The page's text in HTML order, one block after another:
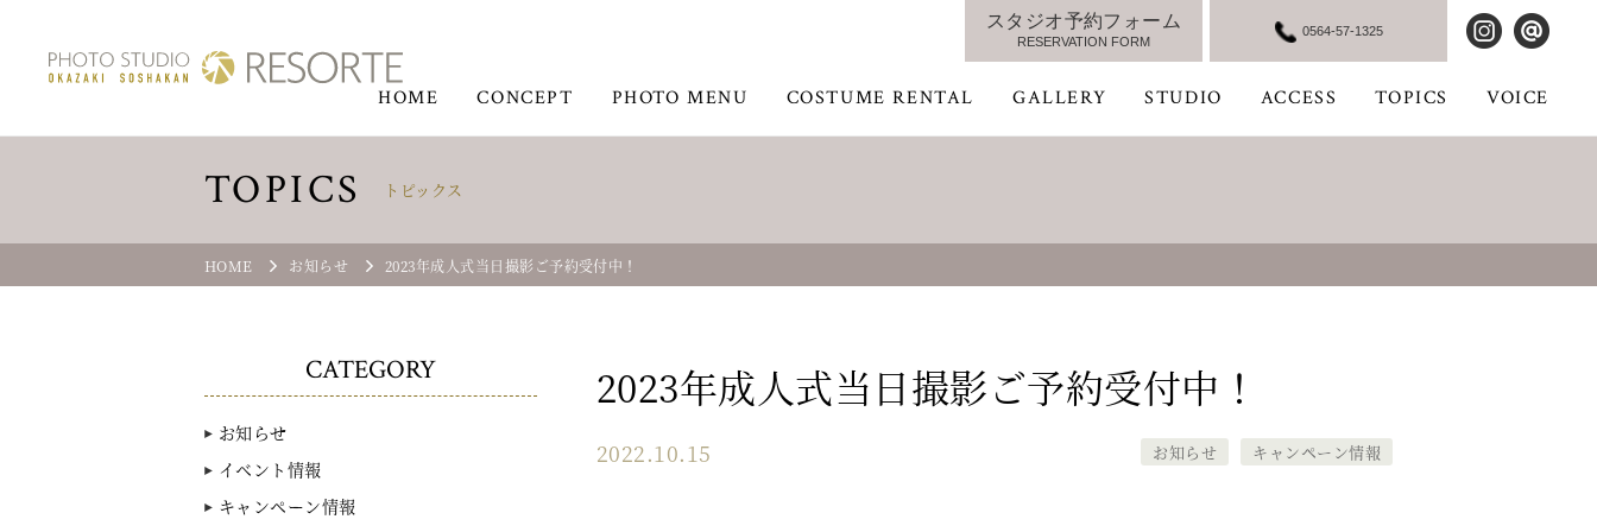
HOME CONCEPT PHOTO MENU COSTUME RENTAL GALLERY STUDIO ACCESS TOPICS VOICE
スタジオ予約フォーム
RESERVATION FORM
0564-57-1325
TOPICS トピックス
HOME お知らせ 2023年成人式当日撮影ご予約受付中！
2023年成人式当日撮影ご予約受付中！
2022.10.15 お知らせ キャンペーン情報
CATEGORY
お知らせ
イベント情報
キャンペーン情報